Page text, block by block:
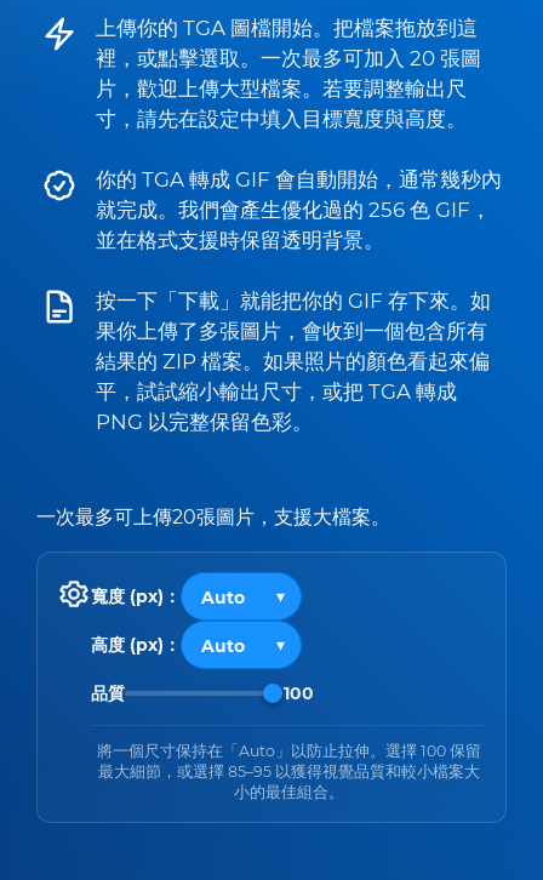
上傳你的 TGA 圖檔開始。把檔案拖放到這
裡，或點擊選取。一次最多可加入 20 張圖
片，歡迎上傳大型檔案。若要調整輸出尺
寸，請先在設定中填入目標寬度與高度。
你的 TGA 轉成 GIF 會自動開始，通常幾秒內
就完成。我們會產生優化過的 256 色 GIF，
並在格式支援時保留透明背景。
按一下「下載」就能把你的 GIF 存下來。如
果你上傳了多張圖片，會收到一個包含所有
結果的 ZIP 檔案。如果照片的顏色看起來偏
平，試試縮小輸出尺寸，或把 TGA 轉成
PNG 以完整保留色彩。
一次最多可上傳20張圖片，支援大檔案。
寬度 (px)：
高度 (px)：
品質 100
將一個尺寸保持在「Auto」以防止拉伸。選擇 100 保留
最大細節，或選擇 85–95 以獲得視覺品質和較小檔案大
小的最佳組合。